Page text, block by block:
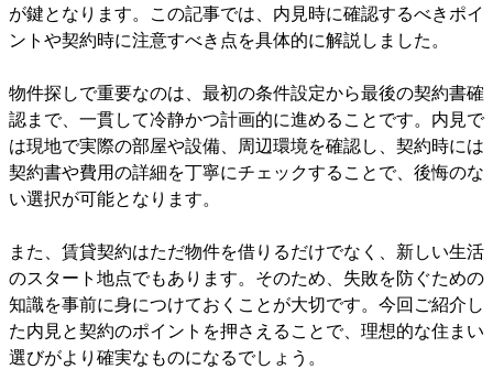
が鍵となります。この記事では、内見時に確認するべきポイ
ントや契約時に注意すべき点を具体的に解説しました。
物件探しで重要なのは、最初の条件設定から最後の契約書確
認まで、一貫して冷静かつ計画的に進めることです。内見で
は現地で実際の部屋や設備、周辺環境を確認し、契約時には
契約書や費用の詳細を丁寧にチェックすることで、後悔のな
い選択が可能となります。
また、賃貸契約はただ物件を借りるだけでなく、新しい生活
のスタート地点でもあります。そのため、失敗を防ぐための
知識を事前に身につけておくことが大切です。今回ご紹介し
た内見と契約のポイントを押さえることで、理想的な住まい
選びがより確実なものになるでしょう。